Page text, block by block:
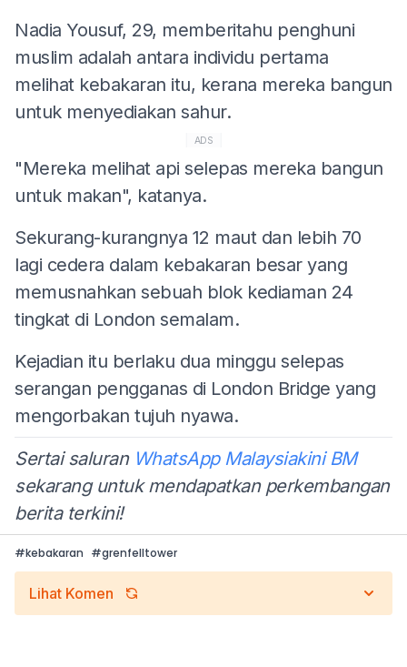
Nadia Yousuf, 29, memberitahu penghuni
muslim adalah antara individu pertama
melihat kebakaran itu, kerana mereka bangun
untuk menyediakan sahur.
ADS
"Mereka melihat api selepas mereka bangun
untuk makan", katanya.
Sekurang-kurangnya 12 maut dan lebih 70
lagi cedera dalam kebakaran besar yang
memusnahkan sebuah blok kediaman 24
tingkat di London semalam.
Kejadian itu berlaku dua minggu selepas
serangan pengganas di London Bridge yang
mengorbakan tujuh nyawa.
Sertai saluran WhatsApp Malaysiakini BM
sekarang untuk mendapatkan perkembangan
berita terkini!
#kebakaran #grenfelltower
Lihat Komen